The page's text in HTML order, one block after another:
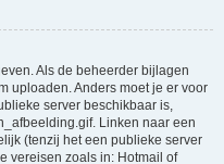
Als de beheerder bijlagen
uploaden. Anders moet je er voor
server beschikbaar is,
Linken naar een
(tenzij het een publieke server
vereisen zoals in: Hotmail of